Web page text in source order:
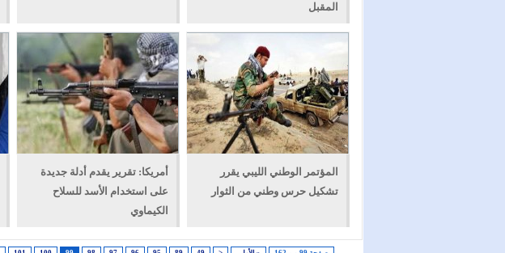
المقبل
المؤتمر الوطني الليبي يقرر
تشكيل حرس وطني من الثوار
أمريكا: تقرير يقدم أدلة جديدة
على استخدام الأسد للسلاح
الكيماوي